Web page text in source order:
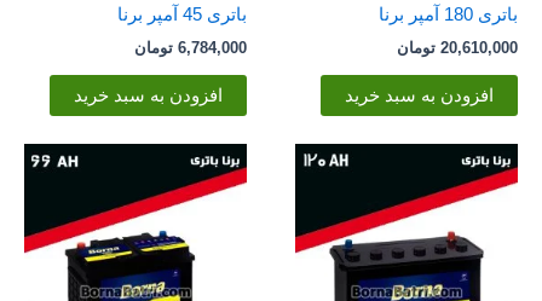
باتری 180 آمپر برنا
20,610,000 تومان
افزودن به سبد خرید
باتری 45 آمپر برنا
6,784,000 تومان
افزودن به سبد خرید